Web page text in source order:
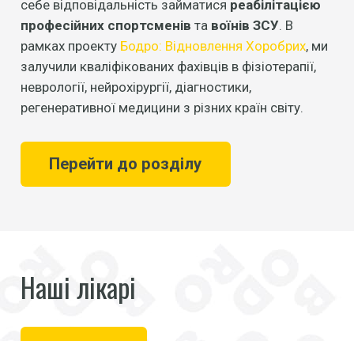
себе відповідальність займатися реабілітацією
професійних спортсменів та воїнів ЗСУ. В
рамках проекту Бодро: Відновлення Хоробрих, ми
залучили кваліфікованих фахівців в фізіотерапії,
неврології, нейрохірургії, діагностики,
регенеративної медицини з різних країн світу.
Перейти до розділу
Наші лікарі